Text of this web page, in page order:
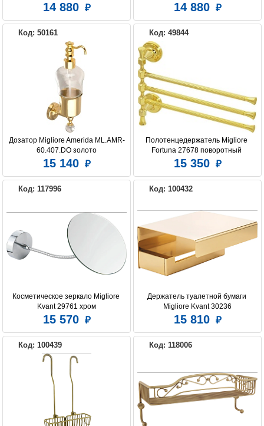
14 880 14 880
Код: 50161
Дозатор Migliore Amerida ML.AMR-
60.407.DO золото
15 140
Код: 49844
Полотенцедержатель Migliore
Fortuna 27678 поворотный
тройной, золото
15 350
Код: 117996
Косметическое зеркало Migliore
Kvant 29761 хром
15 570
Код: 100432
Держатель туалетной бумаги
Migliore Kvant 30236
15 810
Код: 100439 Код: 118006